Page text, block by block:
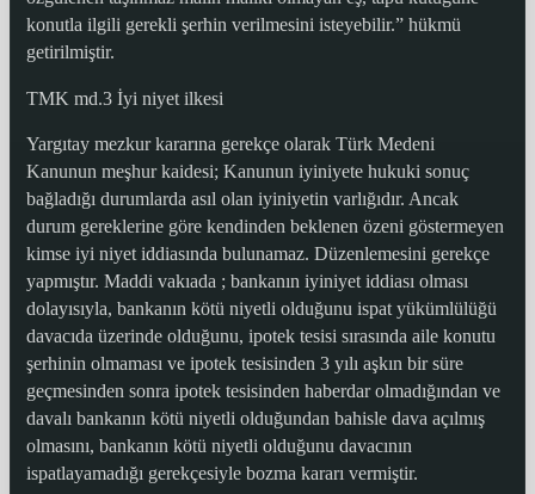
konutla ilgili gerekli şerhin verilmesini isteyebilir.” hükmü
getirilmiştir.
TMK md.3 İyi niyet ilkesi
Yargıtay mezkur kararına gerekçe olarak Türk Medeni
Kanunun meşhur kaidesi; Kanunun iyiniyete hukuki sonuç
bağladığı durumlarda asıl olan iyiniyetin varlığıdır. Ancak
durum gereklerine göre kendinden beklenen özeni göstermeyen
kimse iyi niyet iddiasında bulunamaz. Düzenlemesini gerekçe
yapmıştır. Maddi vakıada ; bankanın iyiniyet iddiası olması
dolayısıyla, bankanın kötü niyetli olduğunu ispat yükümlülüğü
davacıda üzerinde olduğunu, ipotek tesisi sırasında aile konutu
şerhinin olmaması ve ipotek tesisinden 3 yılı aşkın bir süre
geçmesinden sonra ipotek tesisinden haberdar olmadığından ve
davalı bankanın kötü niyetli olduğundan bahisle dava açılmış
olmasını, bankanın kötü niyetli olduğunu davacının
ispatlayamadığı gerekçesiyle bozma kararı vermiştir.